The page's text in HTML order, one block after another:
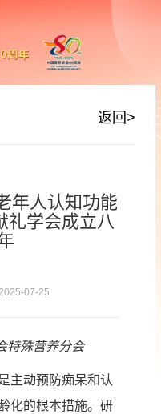
返回>
年人认知功能
礼学会成立八
07-25
特殊营养分会
主动预防痴呆和认
化的根本措施。研